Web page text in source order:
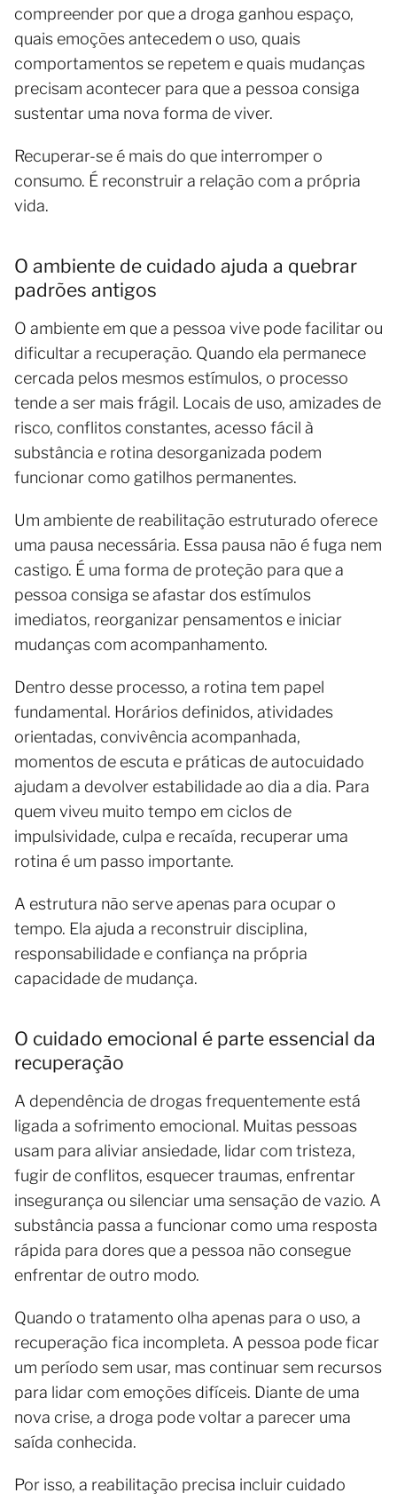
compreender por que a droga ganhou espaço,
quais emoções antecedem o uso, quais
comportamentos se repetem e quais mudanças
precisam acontecer para que a pessoa consiga
sustentar uma nova forma de viver.
Recuperar-se é mais do que interromper o
consumo. É reconstruir a relação com a própria
vida.
O ambiente de cuidado ajuda a quebrar
padrões antigos
O ambiente em que a pessoa vive pode facilitar ou
dificultar a recuperação. Quando ela permanece
cercada pelos mesmos estímulos, o processo
tende a ser mais frágil. Locais de uso, amizades de
risco, conflitos constantes, acesso fácil à
substância e rotina desorganizada podem
funcionar como gatilhos permanentes.
Um ambiente de reabilitação estruturado oferece
uma pausa necessária. Essa pausa não é fuga nem
castigo. É uma forma de proteção para que a
pessoa consiga se afastar dos estímulos
imediatos, reorganizar pensamentos e iniciar
mudanças com acompanhamento.
Dentro desse processo, a rotina tem papel
fundamental. Horários definidos, atividades
orientadas, convivência acompanhada,
momentos de escuta e práticas de autocuidado
ajudam a devolver estabilidade ao dia a dia. Para
quem viveu muito tempo em ciclos de
impulsividade, culpa e recaída, recuperar uma
rotina é um passo importante.
A estrutura não serve apenas para ocupar o
tempo. Ela ajuda a reconstruir disciplina,
responsabilidade e confiança na própria
capacidade de mudança.
O cuidado emocional é parte essencial da
recuperação
A dependência de drogas frequentemente está
ligada a sofrimento emocional. Muitas pessoas
usam para aliviar ansiedade, lidar com tristeza,
fugir de conflitos, esquecer traumas, enfrentar
insegurança ou silenciar uma sensação de vazio. A
substância passa a funcionar como uma resposta
rápida para dores que a pessoa não consegue
enfrentar de outro modo.
Quando o tratamento olha apenas para o uso, a
recuperação fica incompleta. A pessoa pode ficar
um período sem usar, mas continuar sem recursos
para lidar com emoções difíceis. Diante de uma
nova crise, a droga pode voltar a parecer uma
saída conhecida.
Por isso, a reabilitação precisa incluir cuidado